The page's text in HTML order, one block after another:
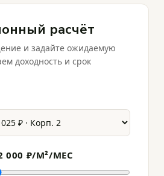
расчёт
и задайте ожидаемую
доходность и срок
000 ₽/М²/МЕС